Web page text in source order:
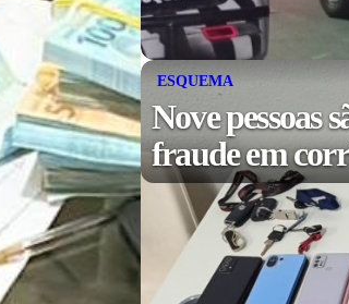
ESQUEMA
Nove pessoas
fraude em